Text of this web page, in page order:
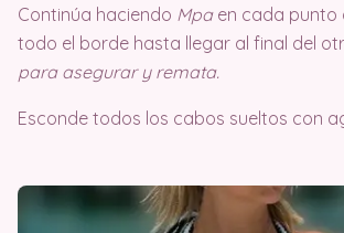
Continúa haciendo Mpaen cada punto
todo el borde hasta llegar al final del
para asegurar y remata.
Esconde todos los cabos sueltos con